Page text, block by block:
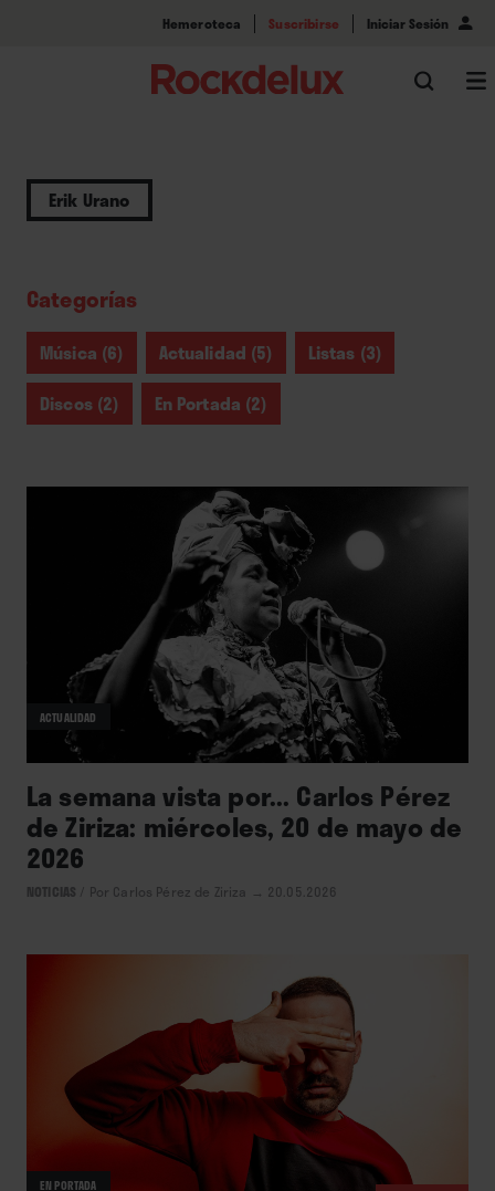
Hemeroteca Suscribirse Iniciar Sesión
Erik Urano
Categorías
Música (6) Actualidad (5)
Listas (3)
Discos (2)
En Portada (2)
ACTUALIDAD
La semana vista por... Carlos Pérez
de Ziriza: miércoles, 20 de mayo de
2026
NOTICIAS Por Carlos Pérez de Ziriza → 20.05.2026
EN PORTADA